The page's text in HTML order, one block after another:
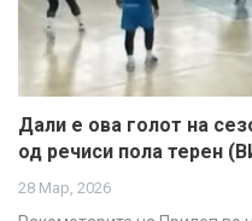
Дали е ова голот на
од речиси пола терен
28 Мар, 2026